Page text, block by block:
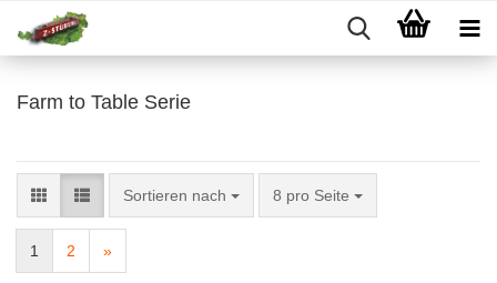
Farm to Table Serie
Sortieren nach
Sortieren nach 8 pro Seite
pro Seite
1 2 »